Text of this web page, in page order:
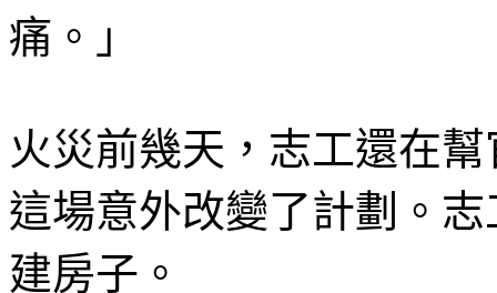
痛。」
火災前幾天，志工還在
這場意外改變了計劃。
建房子。